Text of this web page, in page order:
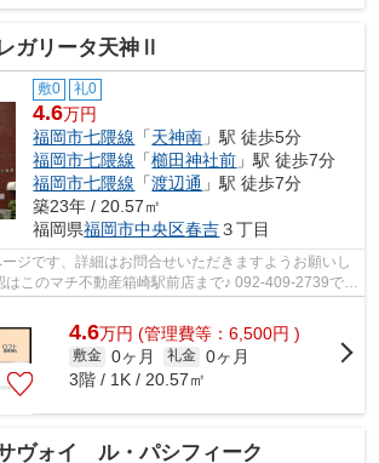
ガリータ天神Ⅱ
敷0 礼0
4.6万円
福岡市七隈線 「天神南 」駅 徒歩5分
福岡市七隈線 「櫛田神社前 」駅 徒歩7分
福岡市七隈線 「渡辺通 」駅 徒歩7分
築23年 / 20.57㎡
福岡県福岡市中央区春吉３丁目
ジです、詳細はお問合せいただきますようお願いし
このマチ不動産箱崎駅前店まで♪ 092-409-2739で
4.6万円 (管理費等：6,500円 )
敷金 0ヶ月 礼金 0ヶ月
3階 / 1K / 20.57㎡
ヴォイ ル・パシフィーク